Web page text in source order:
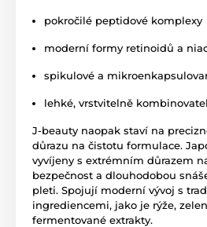
pokročilé peptidové komplexy
moderní formy retinoidů a
spikulové a
lehké, vrstvitelně
J-beauty naopak staví na
důrazu na čistotu formulace.
vyvíjeny s extrémním důrazem
bezpečnost a dlouhodobou
pleti. Spojují moderní vývoj s
ingrediencemi, jako je rýže,
fermentované extrakty.